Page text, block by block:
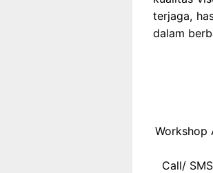
terjaga,
dalam
Workshop
Call/